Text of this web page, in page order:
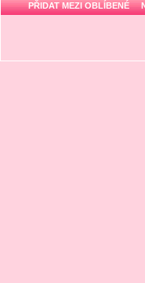
PŘIDAT MEZI OBLÍBENÉ